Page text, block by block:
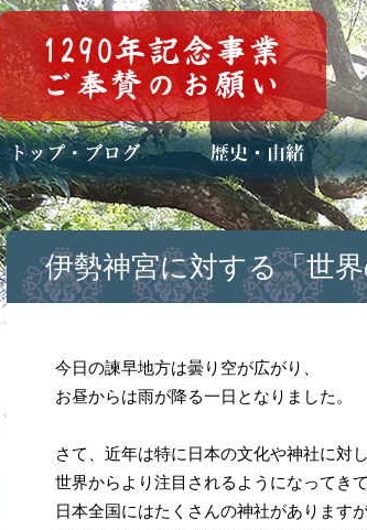
トップページ
ブログ(日々八百万)
お知らせ一覧 歴史・ご祭神
年中行事
メディア掲載
伊勢神宮に対する「世界
今日の諫早地方は曇り空が広がり、
お昼からは雨が降る一日となりました。
さて、近年は特に日本の文化や神社に対
世界からより注目されるようになってきて
日本全国にはたくさんの神社がありますが